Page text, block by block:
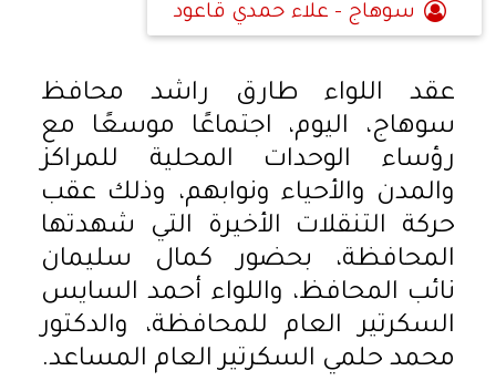
سوهاج - علاء حمدي قاعود
عقد اللواء طارق راشد محافظ
سوهاج، اليوم، اجتماعًا موسعًا مع
رؤساء الوحدات المحلية للمراكز
والمدن والأحياء ونوابهم، وذلك عقب
حركة التنقلات الأخيرة التي شهدتها
المحافظة، بحضور كمال سليمان
نائب المحافظ، واللواء أحمد السايس
السكرتير العام للمحافظة، والدكتور
محمد حلمي السكرتير العام المساعد.